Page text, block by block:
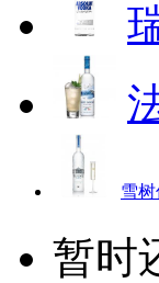
雪树
暂时